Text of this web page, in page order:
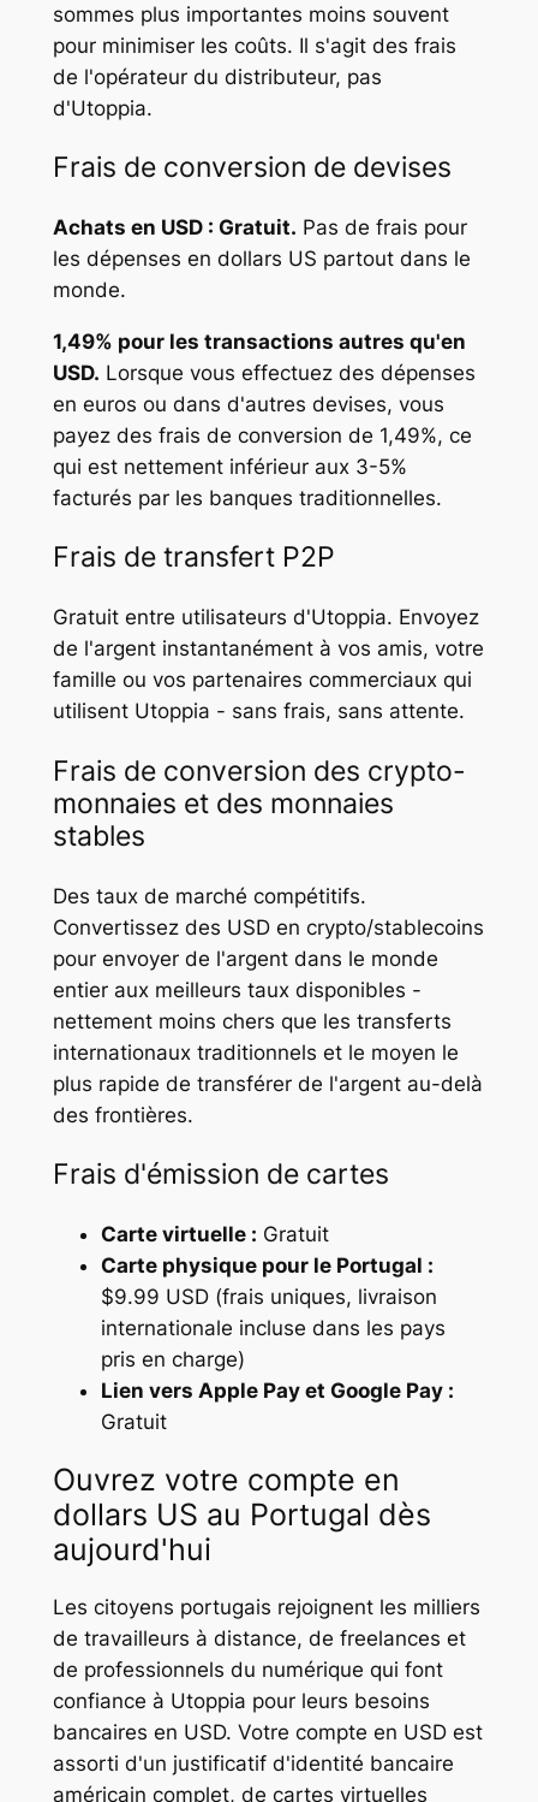
sommes plus importantes moins souvent
pour minimiser les coûts. Il s'agit des frais
de l'opérateur du distributeur, pas
d'Utoppia.
Frais de conversion de devises
Achats en USD : Gratuit. Pas de frais pour
les dépenses en dollars US partout dans le
monde.
1,49% pour les transactions autres qu'en
USD. Lorsque vous effectuez des dépenses
en euros ou dans d'autres devises, vous
payez des frais de conversion de 1,49%, ce
qui est nettement inférieur aux 3-5%
facturés par les banques traditionnelles.
Frais de transfert P2P
Gratuit entre utilisateurs d'Utoppia. Envoyez
de l'argent instantanément à vos amis, votre
famille ou vos partenaires commerciaux qui
utilisent Utoppia - sans frais, sans attente.
Frais de conversion des crypto-
monnaies et des monnaies
stables
Des taux de marché compétitifs.
Convertissez des USD en crypto/stablecoins
pour envoyer de l'argent dans le monde
entier aux meilleurs taux disponibles -
nettement moins chers que les transferts
internationaux traditionnels et le moyen le
plus rapide de transférer de l'argent au-delà
des frontières.
Frais d'émission de cartes
Carte virtuelle : Gratuit
Carte physique pour le Portugal :
$9.99 USD (frais uniques, livraison
internationale incluse dans les pays
pris en charge)
Lien vers Apple Pay et Google Pay :
Gratuit
Ouvrez votre compte en
dollars US au Portugal dès
aujourd'hui
Les citoyens portugais rejoignent les milliers
de travailleurs à distance, de freelances et
de professionnels du numérique qui font
confiance à Utoppia pour leurs besoins
bancaires en USD. Votre compte en USD est
assorti d'un justificatif d'identité bancaire
américain complet, de cartes virtuelles